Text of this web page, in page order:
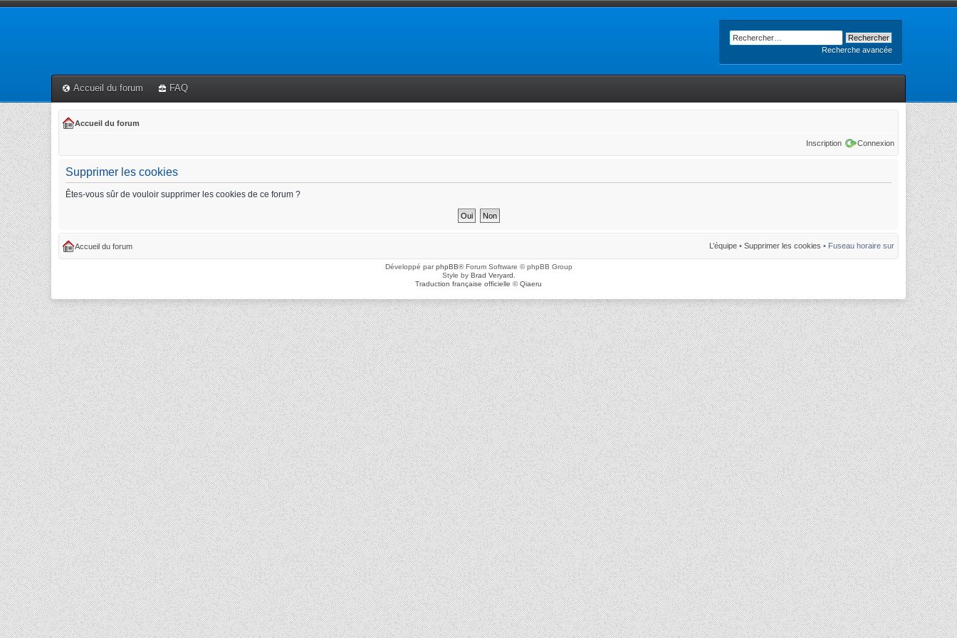
Recherche avancée
Accueil du forum FAQ
Accueil du forum
Inscription Connexion
Supprimer les cookies
Êtes-vous sûr de vouloir supprimer les cookies de ce forum ?
Accueil du forum L’équipe • Supprimer les cookies • Fuseau horaire sur
Développé parphpBB® Forum Software © phpBB Group
Style by Brad Veryard
Traduction française officielle ©Qiaeru